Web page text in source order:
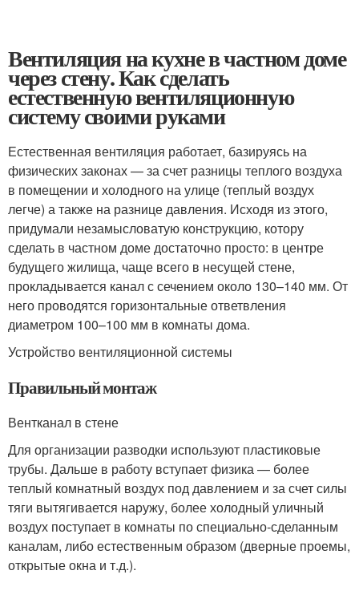
Вентиляция на кухне в частном доме
через стену. Как сделать
естественную вентиляционную
систему своими руками
Естественная вентиляция работает, базируясь на
физических законах — за счет разницы теплого воздуха
в помещении и холодного на улице (теплый воздух
легче) а также на разнице давления. Исходя из этого,
придумали незамысловатую конструкцию, котору
сделать в частном доме достаточно просто: в центре
будущего жилища, чаще всего в несущей стене,
прокладывается канал с сечением около 130–140 мм. От
него проводятся горизонтальные ответвления
диаметром 100–100 мм в комнаты дома.
Устройство вентиляционной системы
Правильный монтаж
Вентканал в стене
Для организации разводки используют пластиковые
трубы. Дальше в работу вступает физика — более
теплый комнатный воздух под давлением и за счет силы
тяги вытягивается наружу, более холодный уличный
воздух поступает в комнаты по специально-сделанным
каналам, либо естественным образом (дверные проемы,
открытые окна и т.д.).